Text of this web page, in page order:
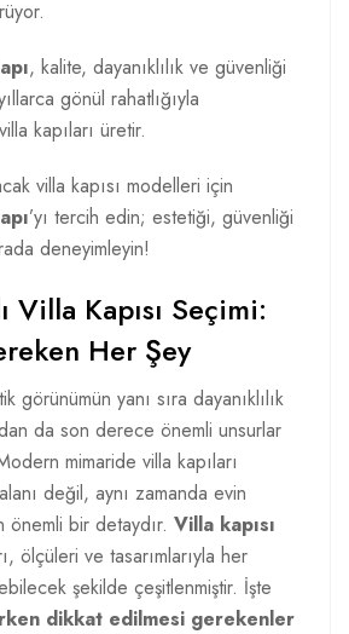
, kalite, dayanıklılık ve güvenliği
gönül rahatlığıyla
kapıları üretir.
villa kapısı modelleri için
’yı tercih edin; estetiği, güvenliği
deneyimleyin!
Villa Kapısı Seçimi:
Her Şey
görünümün yanı sıra dayanıklılık
da son derece önemli unsurlar
mimaride villa kapıları
değil, aynı zamanda evin
önemli bir detaydır. Villa kapısı
ölçüleri ve tasarımlarıyla her
şekilde çeşitlenmiştir. İşte
dikkat edilmesi gerekenler